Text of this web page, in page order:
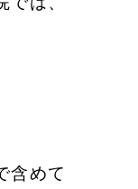
含めて